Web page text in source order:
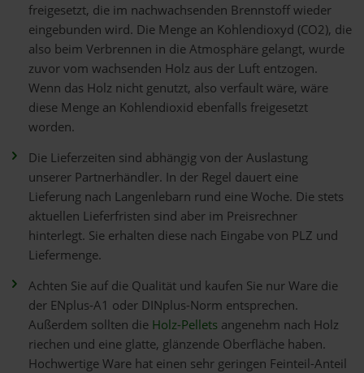
freigesetzt, die im nachwachsenden Brennstoff wieder
eingebunden wird. Die Menge an Kohlendioxyd (CO2), die
also beim Verbrennen in die Atmosphäre gelangt, wurde
zuvor vom wachsenden Holz aus der Luft entzogen.
Wenn das Holz nicht genutzt, also verfault wäre, wäre
diese Menge an Kohlendioxid ebenfalls freigesetzt
worden.
Die Lieferzeiten sind abhängig von der Auslastung
unserer Partnerhändler. In der Regel dauert eine
Lieferung nach Langenlebarn rund eine Woche. Die stets
aktuellen Lieferfristen sind aber im Preisrechner
hinterlegt. Sie erhalten diese nach Eingabe von PLZ und
Liefermenge.
Achten Sie auf die Qualität und kaufen Sie nur Ware die
der ENplus-A1 oder DINplus-Norm entsprechen.
Außerdem sollten die Holz-Pellets angenehm nach Holz
riechen und eine glatte, glänzende Oberfläche haben.
Hochwertige Ware hat einen sehr geringen Feinteil-Anteil